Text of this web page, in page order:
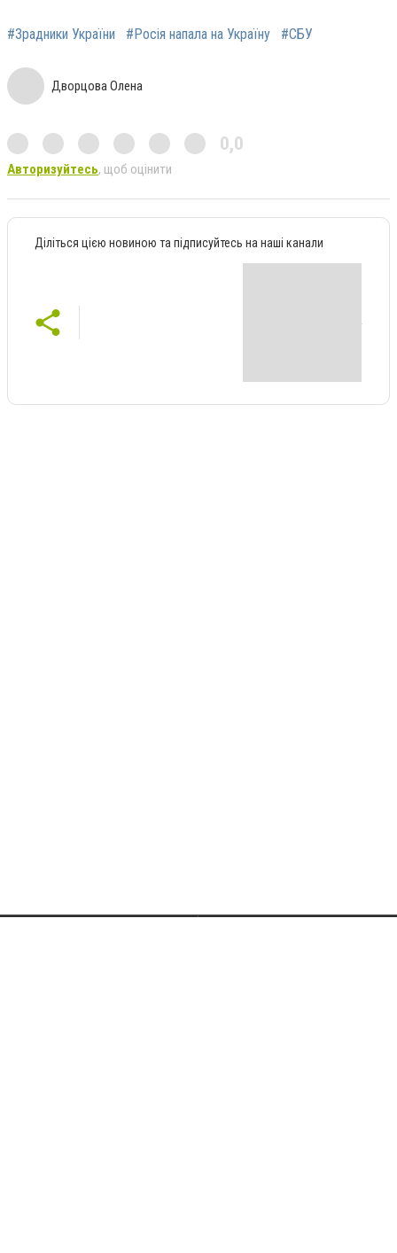
#Зрадники України #Росія напала на Україну #СБУ
Дворцова Олена
0,0
Авторизуйтесь, щоб оцінити
Діліться цією новиною та підписуйтесь на наші канали